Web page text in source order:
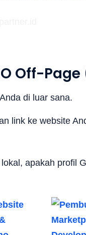
Off-
di luar sana.
link ke website
apakah profil